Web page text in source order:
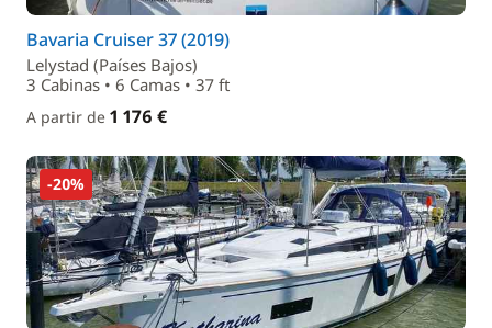
Bavaria Cruiser 37 (2019)
Lelystad (Países Bajos)
3 Cabinas • 6 Camas • 37 ft
A partir de 1 176 €
-20%